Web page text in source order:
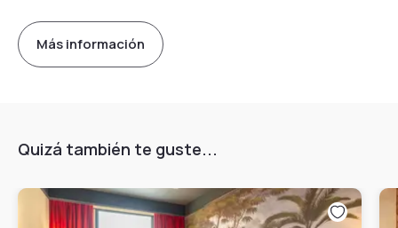
Más información
Quizá también te guste...